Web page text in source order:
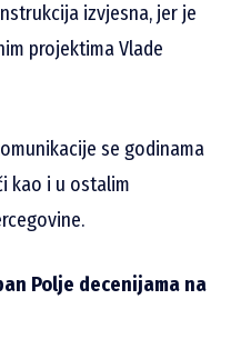
izvjesna, jer je
projektima Vlade
se godinama
kao i u ostalim
Polje decenijama na